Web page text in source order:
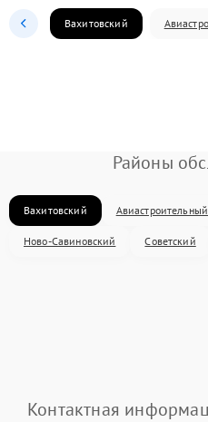
Вахитовский
Районы
Вахитовский Авиастроительный
Ново-Савиновский Советский
Контактная